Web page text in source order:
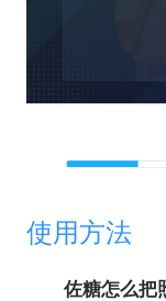
使用方法
佐糖怎么把